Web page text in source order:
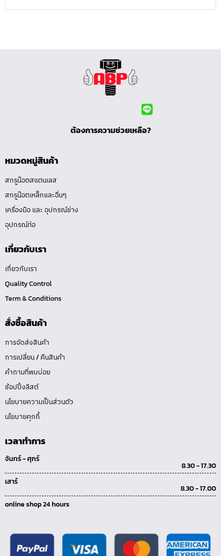
ต้องการความช่วยเหลือ?
หมวดหมู่สินค้า
สกรูน๊อตสแตนเลส
สกรูน๊อตเหล็กและอื่นๆ
เครื่องมือ และ อุปกรณ์ช่าง
อุปกรณ์ท่อ
เกี่ยวกับเรา
เกี่ยวกับเรา
Quality Control
Term & Conditions
สั่งซื้อสินค้า
การจัดส่งสินค้า
การเปลี่ยน / คืนสินค้า
คำถามที่พบบ่อย
ช้อปปิ้งลิสต์
นโยบายความเป็นส่วนตัว
นโยบายคุกกี้
เวลาทำการ
จันทร์ - ศุกร์
8.30 - 17.30
เสาร์
8.30 - 17.00
online shop 24 hours